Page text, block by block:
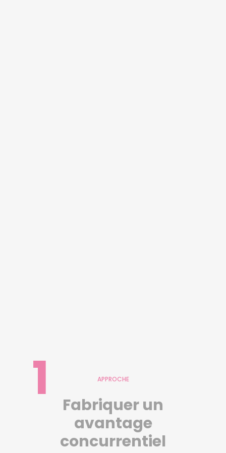
1 APPROCHE
Fabriquer un
avantage
concurrentiel